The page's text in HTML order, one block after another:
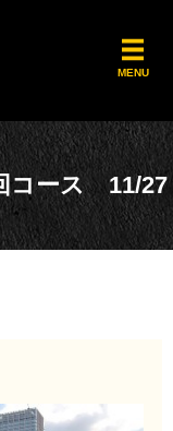
MENU
コース 11/27